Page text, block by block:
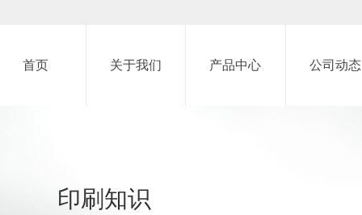
首页 关于我们 产品中心 公司动态
印刷知识